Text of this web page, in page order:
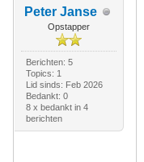
Peter Janse
Opstapper
Berichten: 5
Topics: 1
Lid sinds: Feb 2026
Bedankt: 0
8 x bedankt in 4
berichten